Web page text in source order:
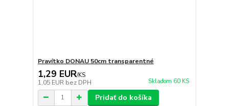
Pravítko DONAU 50cm transparentné
1,29 EUR/KS
1,05 EUR bez DPH Skladom 60 KS
Pridať do košíka